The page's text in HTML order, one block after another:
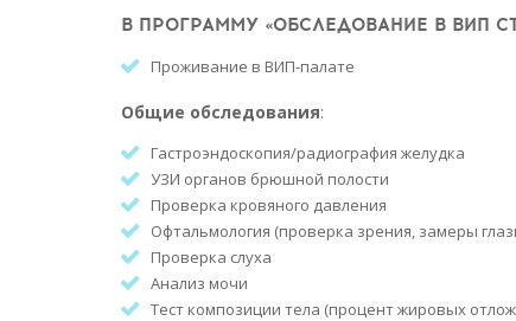
В ПРОГРАММУ «ОБСЛЕДОВАНИЕ В ВИП
Проживание в ВИП-палате
Общие обследования:
Гастроэндоскопия/радиография желудка
УЗИ органов брюшной полости
Проверка кровяного давления
Офтальмология (проверка зрения, замеры
Проверка слуха
Анализ мочи
Тест композиции тела (процент жировых